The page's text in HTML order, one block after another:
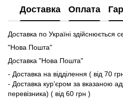
Доставка Оплата
Доставка по Україні здійснюється
"Нова Пошта"
Доставка "Нова Пошта"
- Доставка на відділення ( від 70
- Доставка кур'єром за вказаною
перевізника) ( від 60 грн )